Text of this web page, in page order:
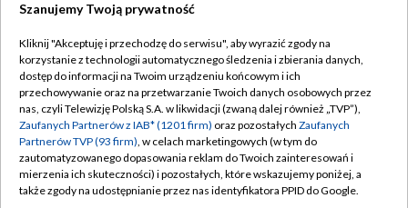
TVP
Abonament TVP
Emisja w TVP
Centrum informacji TVP
Naziemna Telewizja Cyfrowa
Regulamin TVP
Polityka prywatności
Moje zgody
Pomoc
Szanujemy Twoją prywatność
Kliknij "Akceptuję i przechodzę do serwisu", aby wyrazić zgody na
korzystanie z technologii automatycznego śledzenia i zbierania danych,
dostęp do informacji na Twoim urządzeniu końcowym i ich
przechowywanie oraz na przetwarzanie Twoich danych osobowych przez
nas, czyli Telewizję Polską S.A. w likwidacji (zwaną dalej również „TVP”),
Zaufanych Partnerów z IAB* (1201 firm) oraz pozostałych Zaufanych
Partnerów TVP (93 firm), w celach marketingowych (w tym do
zautomatyzowanego dopasowania reklam do Twoich zainteresowań i
mierzenia ich skuteczności) i pozostałych, które wskazujemy poniżej, a
także zgody na udostępnianie przez nas identyfikatora PPID do Google.